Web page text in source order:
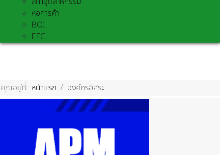
หอการค้า
BOI
EEC
คุณอยู่ที่: หน้าแรก องค์กรอิสระ